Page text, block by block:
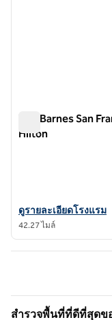
The Barnes San
Hilton
ดูรายละเอียดโรงแรม
ดูรายละเอียดโรงแรม
42.27 ไมล์
สํารวจพื้นที่ที่ดีที่สุดข